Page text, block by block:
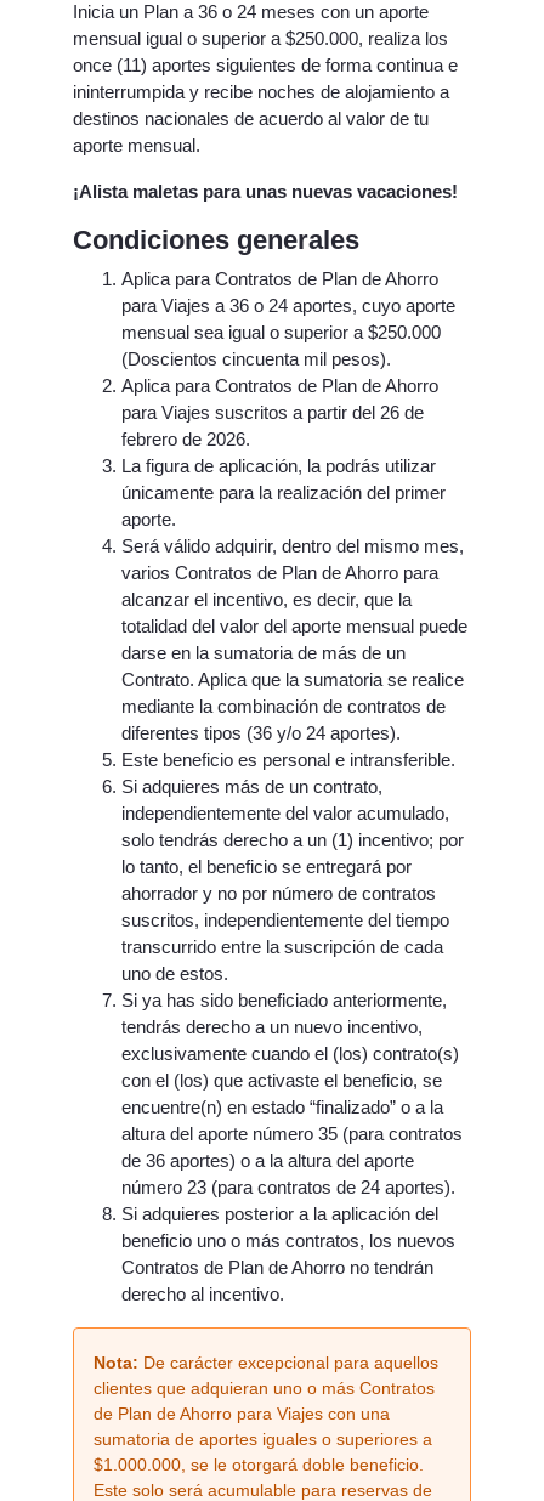
Inicia un Plan a 36 o 24 meses con un aporte
mensual igual o superior a $250.000, realiza los
once (11) aportes siguientes de forma continua e
ininterrumpida y recibe noches de alojamiento a
destinos nacionales de acuerdo al valor de tu
aporte mensual.
¡Alista maletas para unas nuevas vacaciones!
Condiciones generales
Aplica para Contratos de Plan de Ahorro
para Viajes a 36 o 24 aportes, cuyo aporte
mensual sea igual o superior a $250.000
(Doscientos cincuenta mil pesos).
Aplica para Contratos de Plan de Ahorro
para Viajes suscritos a partir del 26 de
febrero de 2026.
La figura de aplicación, la podrás utilizar
únicamente para la realización del primer
aporte.
Será válido adquirir, dentro del mismo mes,
varios Contratos de Plan de Ahorro para
alcanzar el incentivo, es decir, que la
totalidad del valor del aporte mensual puede
darse en la sumatoria de más de un
Contrato. Aplica que la sumatoria se realice
mediante la combinación de contratos de
diferentes tipos (36 y/o 24 aportes).
Este beneficio es personal e intransferible.
Si adquieres más de un contrato,
independientemente del valor acumulado,
solo tendrás derecho a un (1) incentivo; por
lo tanto, el beneficio se entregará por
ahorrador y no por número de contratos
suscritos, independientemente del tiempo
transcurrido entre la suscripción de cada
uno de estos.
Si ya has sido beneficiado anteriormente,
tendrás derecho a un nuevo incentivo,
exclusivamente cuando el (los) contrato(s)
con el (los) que activaste el beneficio, se
encuentre(n) en estado “finalizado” o a la
altura del aporte número 35 (para contratos
de 36 aportes) o a la altura del aporte
número 23 (para contratos de 24 aportes).
Si adquieres posterior a la aplicación del
beneficio uno o más contratos, los nuevos
Contratos de Plan de Ahorro no tendrán
derecho al incentivo.
Nota: De carácter excepcional para aquellos
clientes que adquieran uno o más Contratos
de Plan de Ahorro para Viajes con una
sumatoria de aportes iguales o superiores a
$1.000.000, se le otorgará doble beneficio.
Este solo será acumulable para reservas de